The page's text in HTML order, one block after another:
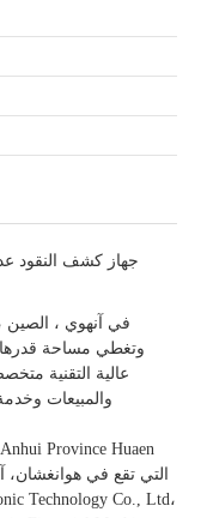
في آنهوي ، الصين
وتغطي مساحة قدرها 18600 متر مربع، وهي
عالية التقنية
والمبيعات